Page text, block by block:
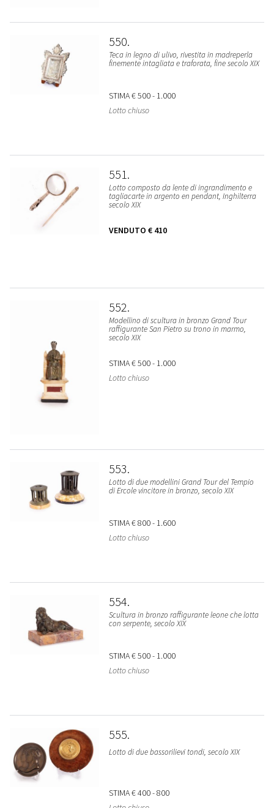
550
Teca in legno di ulivo, rivestita in madreperla
finemente intagliata e traforata, fine secolo XIX
STIMA€ 500 - 1.000
Lotto chiuso
551
Lotto composto da lente di ingrandimento e
tagliacarte in argento en pendant, Inghilterra
secolo XIX
VENDUTO € 410
552
Modellino di scultura in bronzo Grand Tour
raffigurante San Pietro su trono in marmo,
secolo XIX
STIMA€ 500 - 1.000
Lotto chiuso
553
Lotto di due modellini Grand Tour del Tempio
di Ercole vincitore in bronzo, secolo XIX
STIMA€ 800 - 1.600
Lotto chiuso
554
Scultura in bronzo raffigurante leone che lotta
con serpente, secolo XIX
STIMA€ 500 - 1.000
Lotto chiuso
555
Lotto di due bassorilievi tondi, secolo XIX
STIMA€ 400 - 800